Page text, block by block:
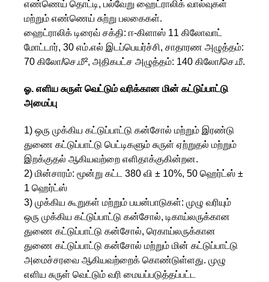
எண்ணெய் தொட்டி, பல்வேறு ஹைட்ராலிக் வால்வுகள்
மற்றும் எண்ணெய் சுற்று பலகைகள்.
ஹைட்ராலிக் டிரைவ் சக்தி: ஈ-கிளாஸ் 11 கிலோவாட்
மோட்டார், 30 எம்.எல் இடப்பெயர்ச்சி, சாதாரண அழுத்தம்:
70 கிலோ/செ.மீ², அதிகபட்ச அழுத்தம்: 140 கிலோ/செ.மீ.
ஓ. எளிய சுருள் வெட்டும் வரிக்கான மின் கட்டுப்பாட்டு
அமைப்பு
1) ஒரு முக்கிய கட்டுப்பாட்டு கன்சோல் மற்றும் இரண்டு
துணை கட்டுப்பாட்டு பெட்டிகளும் சுருள் ஏற்றுதல் மற்றும்
இறக்குதல் ஆகியவற்றை எளிதாக்குகின்றன.
2) மின்சாரம்: மூன்று கட்ட 380 வி ± 10%, 50 ஹெர்ட்ஸ் ±
1 ஹெர்ட்ஸ்
3) முக்கிய கூறுகள் மற்றும் பயன்பாடுகள்: முழு வரியும்
ஒரு முக்கிய கட்டுப்பாட்டு கன்சோல், டிகாய்லருக்கான
துணை கட்டுப்பாட்டு கன்சோல், ரெகாய்லருக்கான
துணை கட்டுப்பாட்டு கன்சோல் மற்றும் மின் கட்டுப்பாட்டு
அமைச்சரவை ஆகியவற்றைக் கொண்டுள்ளது. முழு
எளிய சுருள் வெட்டும் வரி மையப்படுத்தப்பட்ட